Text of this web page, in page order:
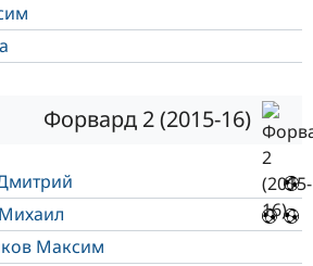
Форвард 2 (2015-16)
Максим